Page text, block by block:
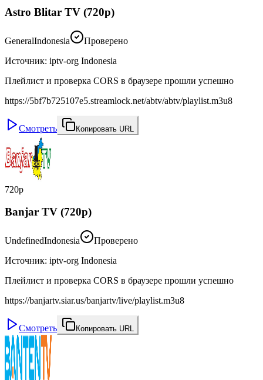
Astro Blitar TV (720p)
GeneralIndonesia
Проверено
Источник: iptv-org Indonesia
Плейлист и проверка CORS в браузере прошли успешно
https://5bf7b725107e5.streamlock.net/abtv/abtv/playlist.m3u8
Смотреть Копировать URL
720p
Banjar TV (720p)
UndefinedIndonesia
Проверено
Источник: iptv-org Indonesia
Плейлист и проверка CORS в браузере прошли успешно
https://banjartv.siar.us/banjartv/live/playlist.m3u8
Смотреть Копировать URL